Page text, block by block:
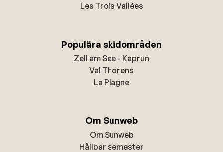
Les Trois Vallées
Populära skidområden
Zell am See - Kaprun
Val Thorens
La Plagne
Om Sunweb
Om Sunweb
Hållbar semester